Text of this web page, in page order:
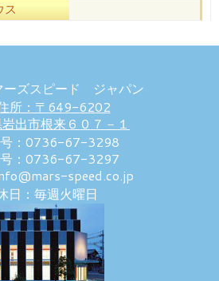
ーズスピード ジャパン
所：〒649-6202
出市根来６０７－１
号：0736-67-3298
号：0736-67-3297
speed.co.jp
日：毎週火曜日